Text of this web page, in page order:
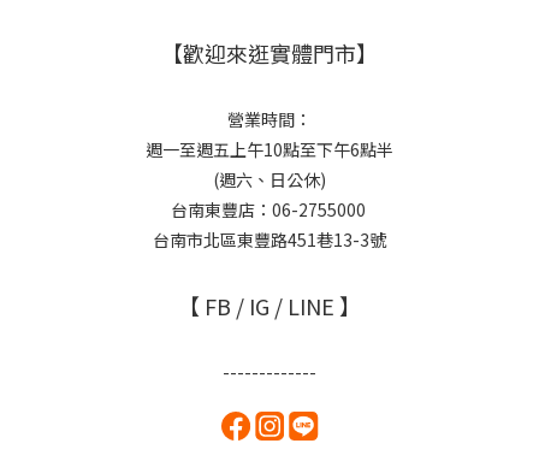
【歡迎來逛實體門市】
營業時間：
週一至週五上午10點至下午6點半
(週六、日公休)
台南東豐店：06-2755000
台南市北區東豐路451巷13-3號
【 FB / IG / LINE 】
-------------